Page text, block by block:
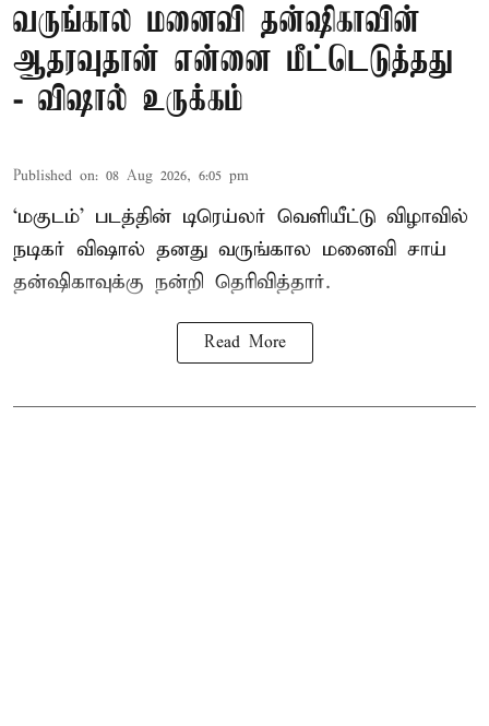
வருங்கால மனைவி தன்ஷிகாவின்
ஆதரவுதான் என்னை மீட்டெடுத்தது
- விஷால் உருக்கம்
Published on: 08 Aug 2026, 6:05 pm
‘மகுடம்’ படத்தின் டிரெய்லர் வெளியீட்டு விழாவில்
நடிகர் விஷால் தனது வருங்கால மனைவி சாய்
தன்ஷிகாவுக்கு நன்றி தெரிவித்தார்.
Read More